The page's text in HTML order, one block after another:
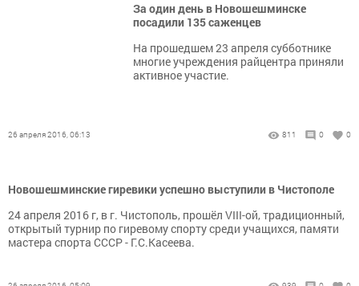
За один день в Новошешминске
посадили 135 саженцев
На прошедшем 23 апреля субботнике
многие учреждения райцентра приняли
активное участие.
26 апреля 2016, 06:13 811 0 0
Новошешминские гиревики успешно выступили в Чистополе
24 апреля 2016 г, в г. Чистополь, прошёл VIII-ой, традиционный,
открытый турнир по гиревому спорту среди учащихся, памяти
мастера спорта СССР - Г.С.Касеева.